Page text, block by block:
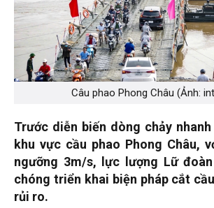
Câu phao Phong Châu (Ảnh:
Trước diễn biến dòng chảy
khu vực cầu phao Phong Châu,
ngưỡng 3m/s, lực lượng Lữ
chóng triển khai biện pháp cắt
rủi ro.